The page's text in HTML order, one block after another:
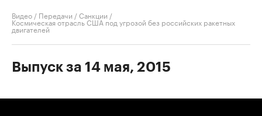
Видео / Передачи /Санкции /
Космическая отрасль США под угрозой без российских ракетных
двигателей
Выпуск за 14 мая, 2015